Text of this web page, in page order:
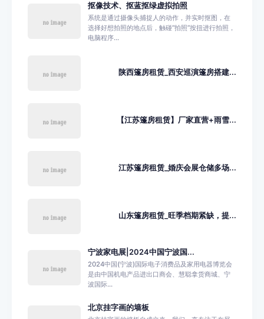
抠像技术、抠蓝抠绿虚拟拍照
系统是通过摄像头捕捉人的动作，并实时抠图，在
选择好想拍照的地点后，触碰“拍照”按扭进行拍照，
电脑程序...
陕西篷房租赁_西安巡演篷房搭建...
【江苏篷房租赁】厂家直营+雨雪...
江苏篷房租赁_婚庆会展仓储多场...
山东篷房租赁_旺季档期紧缺，提...
宁波家电展|2024中国宁波国...
2024中国(宁波)国际电子消费品及家用电器博览会
是由中国机电产品进出口商会、慧聪拿货商城、宁
波国际...
北京挂字画的墙板